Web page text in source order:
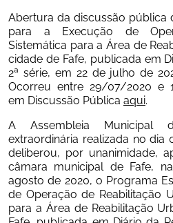
Abertura da discussão pública
para a Execução de
Sistemática para a Área de
cidade de Fafe, publicada em
2ª série, em 22 de julho de
Ocorreu entre 29/07/2020 e
em Discussão Pública aqui.
A Assembleia Municipal
extraordinária realizada no dia
deliberou, por unanimidade,
câmara municipal de Fafe,
agosto de 2020, o Programa
de Operação de Reabilitação
para a Área de Reabilitação